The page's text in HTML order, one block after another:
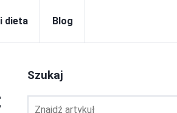
dieta Blog
Szukaj